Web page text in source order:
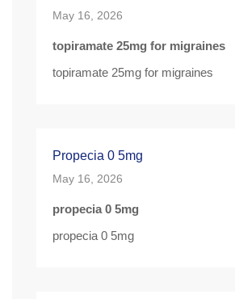
May 16, 2026
topiramate 25mg for migraines
topiramate 25mg for migraines
Propecia 0 5mg
May 16, 2026
propecia 0 5mg
propecia 0 5mg